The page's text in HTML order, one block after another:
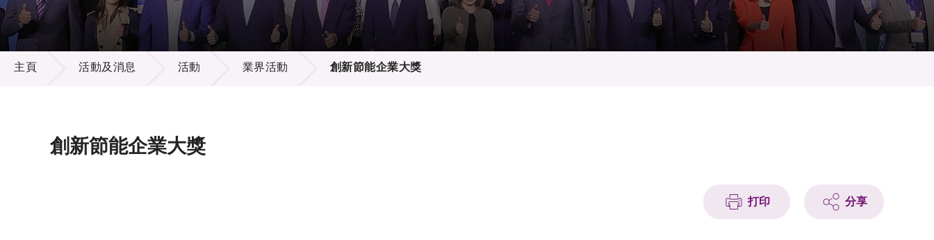
招標通告
徵求研發項目計劃書
項目資料庫
新聞稿
資訊中心
多媒體
出版刊物
活動及消息
主頁 活動及消息 活動 業界活動 創新節能企業大獎
創新節能企業大獎
打印 分享